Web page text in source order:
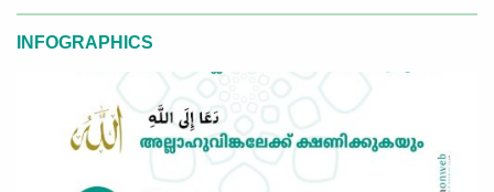
INFOGRAPHICS